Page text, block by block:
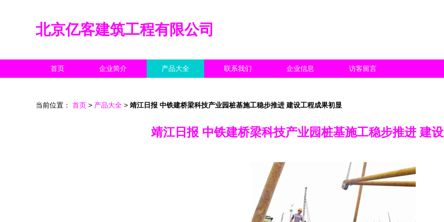
北京亿客建筑工程有限公司
首页 企业简介 产品大全 联系我们 企业信息 访客留言
当前位置： 首页 > 产品大全 > 靖江日报 中铁建桥梁科技产业园桩基施工稳步推进 建设工程成果初显
靖江日报 中铁建桥梁科技产业园桩基施工稳步推进 建